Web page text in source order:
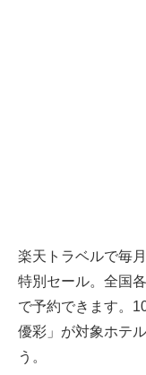
楽天トラベルで毎
特別セール。全国
で予約できます。
優彩」が対象ホテ
う。